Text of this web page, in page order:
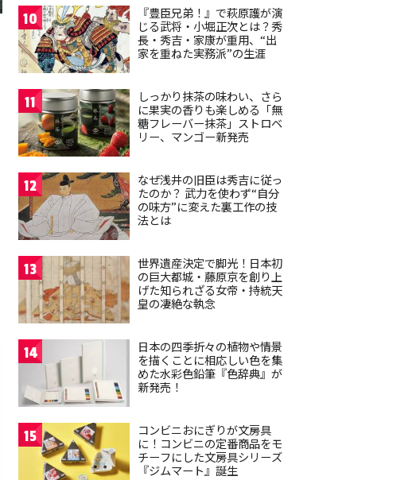
10
『豊臣兄弟！』で萩原護が演
じる武将・小堀正次とは？秀
長・秀吉・家康が重用、“出
家を重ねた実務派”の生涯
11
しっかり抹茶の味わい、さら
に果実の香りも楽しめる「無
糖フレーバー抹茶」ストロベ
リー、マンゴー新発売
12
なぜ浅井の旧臣は秀吉に従っ
たのか？ 武力を使わず“自分
の味方”に変えた裏工作の技
法とは
13
世界遺産決定で脚光！日本初
の巨大都城・藤原京を創り上
げた知られざる女帝・持統天
皇の凄絶な執念
14
日本の四季折々の植物や情景
を描くことに相応しい色を集
めた水彩色鉛筆『色辞典』が
新発売！
15
コンビニおにぎりが文房具
に！コンビニの定番商品をモ
チーフにした文房具シリーズ
『ジムマート』誕生